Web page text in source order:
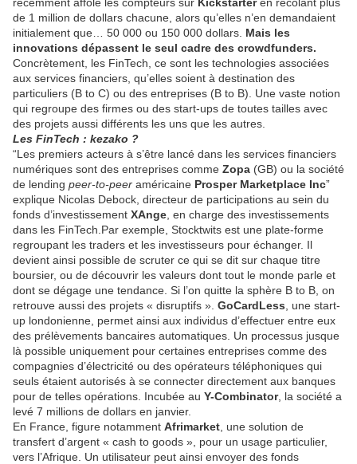
de 1 million de dollars chacune, alors qu’elles n’en demandaient
initialement que… 50 000 ou 150 000 dollars. Mais les
innovations dépassent le seul cadre des crowdfunders.
Concrètement, les FinTech, ce sont les technologies associées
aux services financiers, qu’elles soient à destination des
particuliers (B to C) ou des entreprises (B to B). Une vaste notion
qui regroupe des firmes ou des start-ups de toutes tailles avec
des projets aussi différents les uns que les autres.
Les FinTech : kezako ?
“Les premiers acteurs à s’être lancé dans les services financiers
numériques sont des entreprises comme Zopa (GB) ou la société
de lending peer-to-peer américaine Prosper Marketplace Inc”
explique Nicolas Debock, directeur de participations au sein du
fonds d’investissement XAnge , en charge des investissements
dans les FinTech.Par exemple, Stocktwits est une plate-forme
regroupant les traders et les investisseurs pour échanger. Il
devient ainsi possible de scruter ce qui se dit sur chaque titre
boursier, ou de découvrir les valeurs dont tout le monde parle et
dont se dégage une tendance. Si l’on quitte la sphère B to B, on
retrouve aussi des projets « disruptifs ». GoCardLess , une start-
up londonienne, permet ainsi aux individus d’effectuer entre eux
des prélèvements bancaires automatiques. Un processus jusque
là possible uniquement pour certaines entreprises comme des
compagnies d’électricité ou des opérateurs téléphoniques qui
seuls étaient autorisés à se connecter directement aux banques
pour de telles opérations. Incubée au Y-Combinator, la société a
levé 7 millions de dollars en janvier.
En France, figure notamment Afrimarket , une solution de
transfert d’argent « cash to goods », pour un usage particulier,
vers l’Afrique. Un utilisateur peut ainsi envoyer des fonds